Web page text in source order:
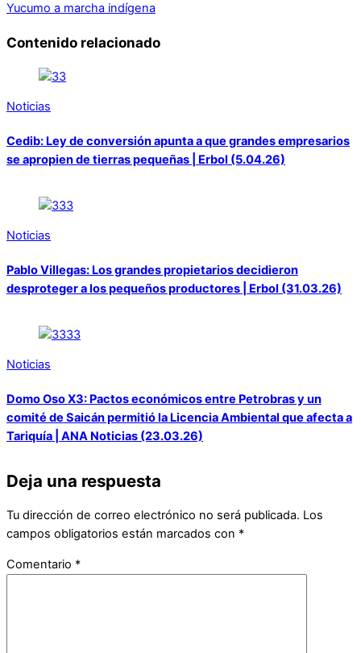
Yucumo a marcha indígena
Contenido relacionado
Noticias
Cedib: Ley de conversión apunta a que grandes empresarios
se apropien de tierras pequeñas | Erbol (5.04.26)
Noticias
Pablo Villegas: Los grandes propietarios decidieron
desproteger a los pequeños productores | Erbol (31.03.26)
Noticias
Domo Oso X3: Pactos económicos entre Petrobras y un
comité de Saicán permitió la Licencia Ambiental que afecta a
Tariquía | ANA Noticias (23.03.26)
Deja una respuesta
Tu dirección de correo electrónico no será publicada. Los
campos obligatorios están marcados con *
Comentario *